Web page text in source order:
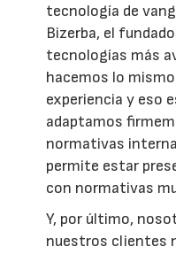
tecnología de
Bizerba, el
tecnologías más
hacemos lo
experiencia y eso
adaptamos
normativas
permite estar
con normativas
Y, por último,
nuestros clientes